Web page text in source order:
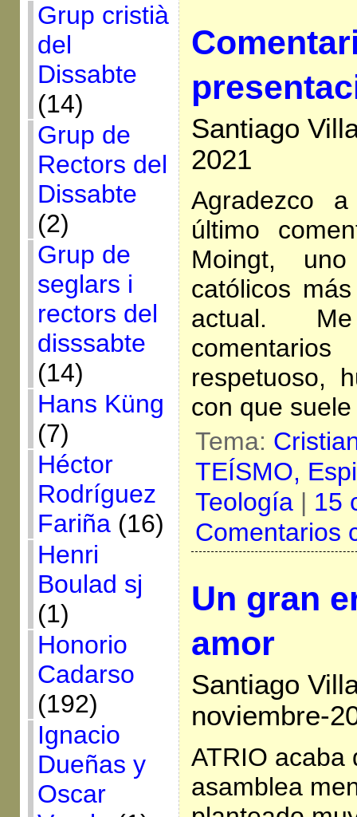
Grup cristià
del
Dissabte
(14)
Grup de
Rectors del
Dissabte
(2)
Grup de
seglars i
rectors del
disssabte
(14)
Hans Küng
(7)
Héctor
Rodríguez
Fariña(16)
Henri
Boulad sj
(1)
Honorio
Cadarso
(192)
Ignacio
Dueñas y
Oscar
Santiago
2021
Agradezco
último
Moingt,
católicos
actual.
respetuoso,
con que
Tema:
TEÍSMO,
Teología| 15
Comentarios
Un gran
amor
Santiago
noviembre-
ATRIO acaba
asamblea